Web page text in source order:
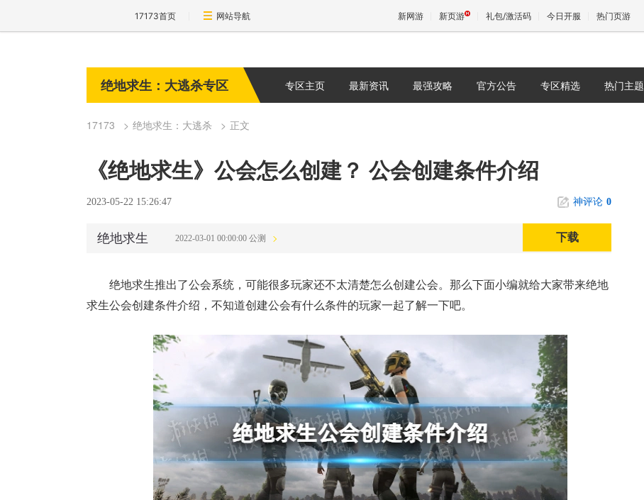
17173首页 网站导航 新网游 新页游 礼包/激活码 今日开服 热门页游
魔兽
绝地求生：大逃杀专区 专区主页 最新资讯 最强攻略 官方公告 专区精选 热门主题
17173 绝地求生：大逃杀 正文
《绝地求生》公会怎么创建？ 公会创建条件介绍
2023-05-22 15:26:47 神评论 0
绝地求生 2022-03-01 00:00:00 公测 下载
绝地求生推出了公会系统，可能很多玩家还不太清楚怎么创建公会。那么下面小编就给大家带来绝地
求生公会创建条件介绍，不知道创建公会有什么条件的玩家一起了解一下吧。